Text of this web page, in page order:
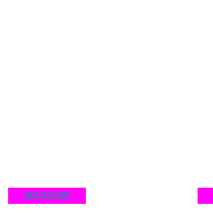
MAGAZIN